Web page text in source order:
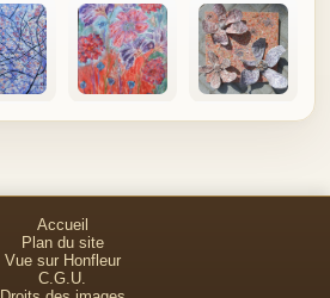
Accueil
Plan du site
Vue sur Honfleur
C.G.U.